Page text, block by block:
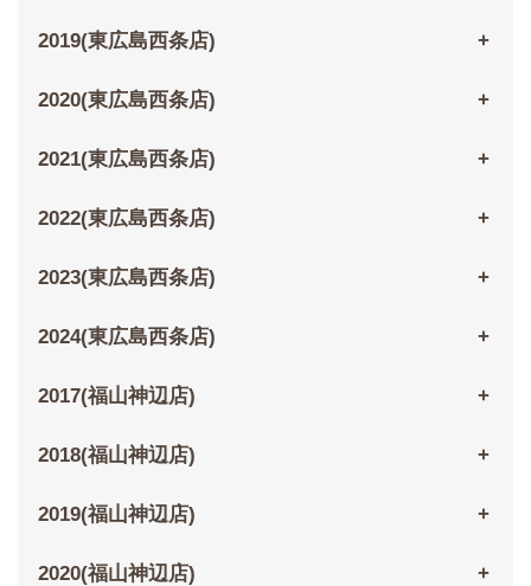
2019(東広島西条店)
2020(東広島西条店)
2021(東広島西条店)
2022(東広島西条店)
2023(東広島西条店)
2024(東広島西条店)
2017(福山神辺店)
2018(福山神辺店)
2019(福山神辺店)
2020(福山神辺店)